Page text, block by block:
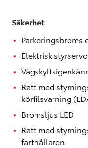
Säkerhet
Parkeringsbroms
Elektrisk styrservo
Ratt med
körfilsvarning
Bromsljus LED
Ratt med
farthållaren